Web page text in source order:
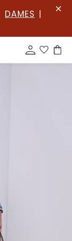
DAMES |